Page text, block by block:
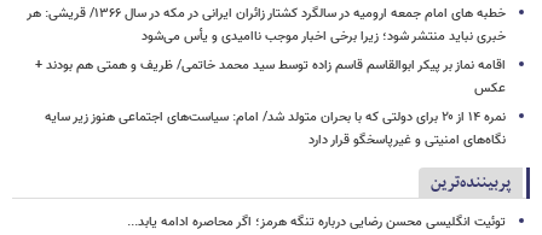
خطبه های امام جمعه ارومیه در سالگرد کشتار زائران ایرانی در مکه در سال ۱۳۶۶/ قریشی: هر
خبری نباید منتشر شود؛ زیرا برخی اخبار موجب ناامیدی و یأس می‌شود
اقامه نماز بر پیکر ابوالقاسم قاسم زاده توسط سید محمد خاتمی/ ظریف و همتی هم بودند +
عکس
نمره ۱۴ از ۲۰ برای دولتی که با بحران متولد شد/ امام: سیاست‌های اجتماعی هنوز زیر سایه
نگاه‌های امنیتی و غیرپاسخگو قرار دارد
پربیننده‌ترین
توئیت انگلیسی محسن رضایی درباره تنگه هرمز؛ اگر محاصره ادامه یابد...